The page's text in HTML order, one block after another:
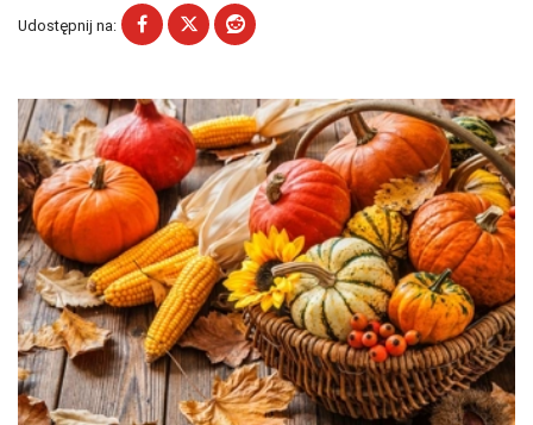
Udostępnij na: